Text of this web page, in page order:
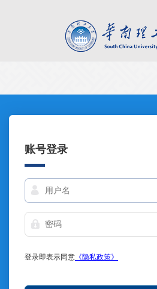
账号登录
登录即表示同意 《隐私政策》